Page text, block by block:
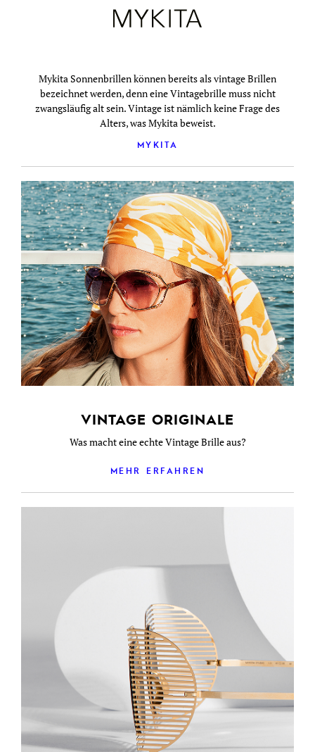
Mykita Sonnenbrillen können bereits als vintage Brillen
bezeichnet werden, denn eine Vintagebrille muss nicht
zwangsläufig alt sein. Vintage ist nämlich keine Frage des
Alters, was Mykita beweist.
MYKITA
VINTAGE ORIGINALE
Was macht eine echte Vintage Brille aus?
MEHR ERFAHREN